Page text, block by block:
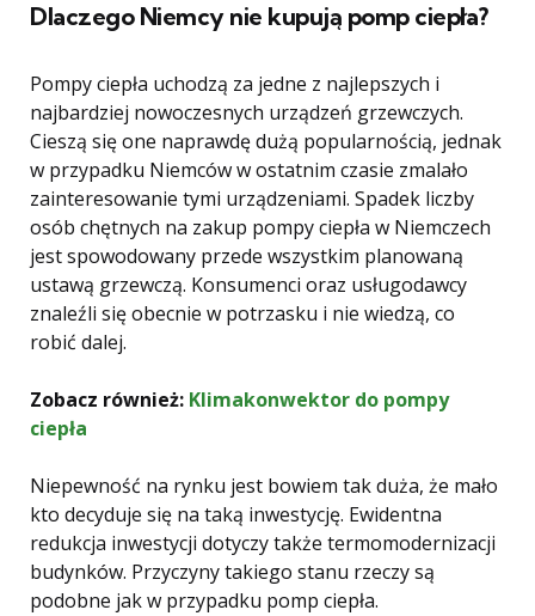
Dlaczego Niemcy nie kupują pomp ciepła?
Pompy ciepła uchodzą za jedne z najlepszych i
najbardziej nowoczesnych urządzeń grzewczych.
Cieszą się one naprawdę dużą popularnością, jednak
w przypadku Niemców w ostatnim czasie zmalało
zainteresowanie tymi urządzeniami. Spadek liczby
osób chętnych na zakup pompy ciepła w Niemczech
jest spowodowany przede wszystkim planowaną
ustawą grzewczą. Konsumenci oraz usługodawcy
znaleźli się obecnie w potrzasku i nie wiedzą, co
robić dalej.
Zobacz również: Klimakonwektor do pompy
ciepła
Niepewność na rynku jest bowiem tak duża, że mało
kto decyduje się na taką inwestycję. Ewidentna
redukcja inwestycji dotyczy także termomodernizacji
budynków. Przyczyny takiego stanu rzeczy są
podobne jak w przypadku pomp ciepła.